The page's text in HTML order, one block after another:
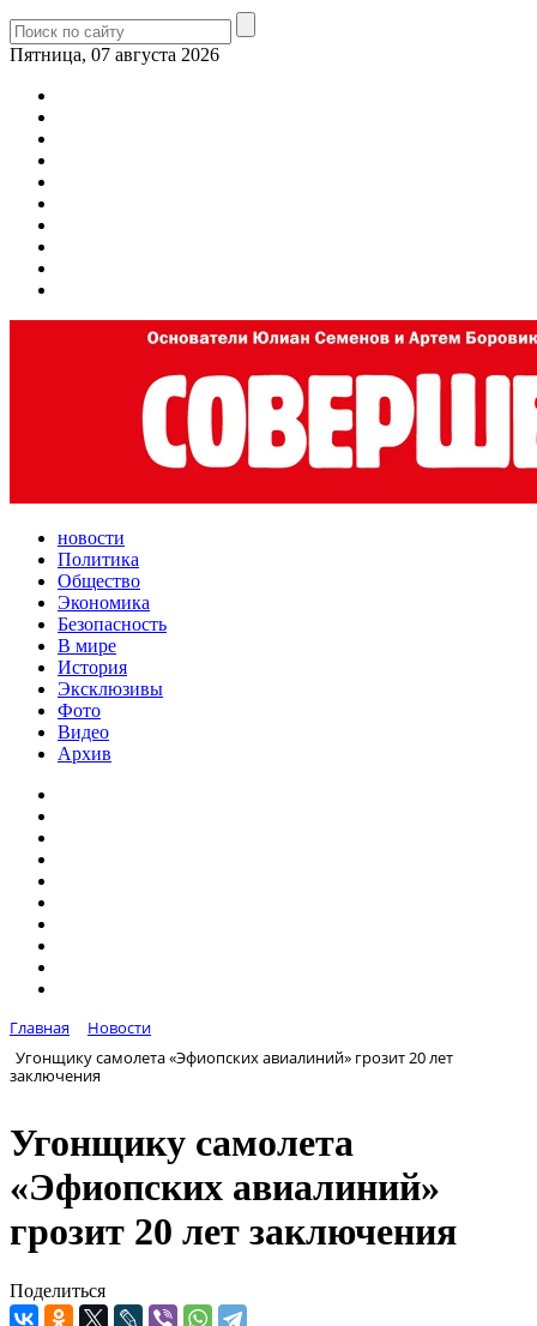
Пятница, 07 августа 2026
новости
Политика
Общество
Экономика
Безопасность
В мире
История
Эксклюзивы
Фото
Видео
Архив
Главная
Новости
Угонщику самолета «Эфиопских авиалиний» грозит 20 лет
заключения
Угонщику самолета
«Эфиопских авиалиний»
грозит 20 лет заключения
Поделиться